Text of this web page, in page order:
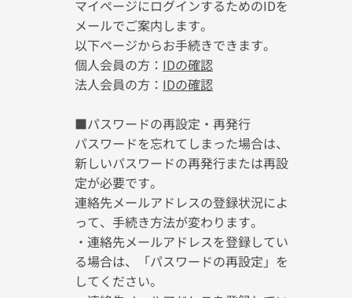
マイページにログインするためのIDを
メールでご案内します。
以下ページからお手続きできます。
個人会員の方： IDの確認
法人会員の方： IDの確認
■パスワードの再設定・再発行
パスワードを忘れてしまった場合は、
新しいパスワードの再発行または再設
定が必要です。
連絡先メールアドレスの登録状況によ
って、手続き方法が変わります。
・連絡先メールアドレスを登録してい
る場合は、「パスワードの再設定」を
してください。